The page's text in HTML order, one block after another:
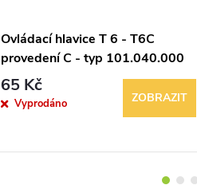
Ovládací hlavice T 6 - T6C
provedení C - typ 101.040.000
65 Kč
Vyprodáno ZOBRAZIT